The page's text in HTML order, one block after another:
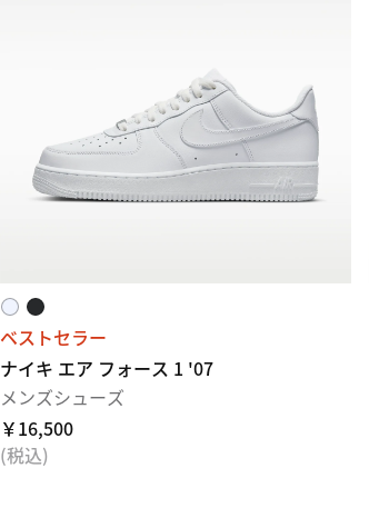
ベストセラー
ナイキ エア フォース 1 '07
メンズシューズ
￥16,500
(税込)